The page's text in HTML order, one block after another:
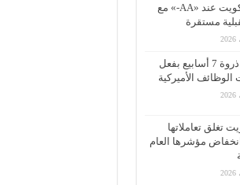
السيادي للكويت عند «AA-» مع
مستقرة
الذهب عند ذروة 7 أسابيع بفعل
الأميركية
تغلق تعاملاتها
مؤشرها العام